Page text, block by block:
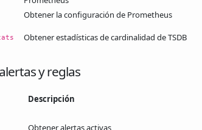
Obtener la configuración de Prometheus
Obtener estadísticas de cardinalidad de TSDB
y reglas
Descripción
Obtener alertas activas